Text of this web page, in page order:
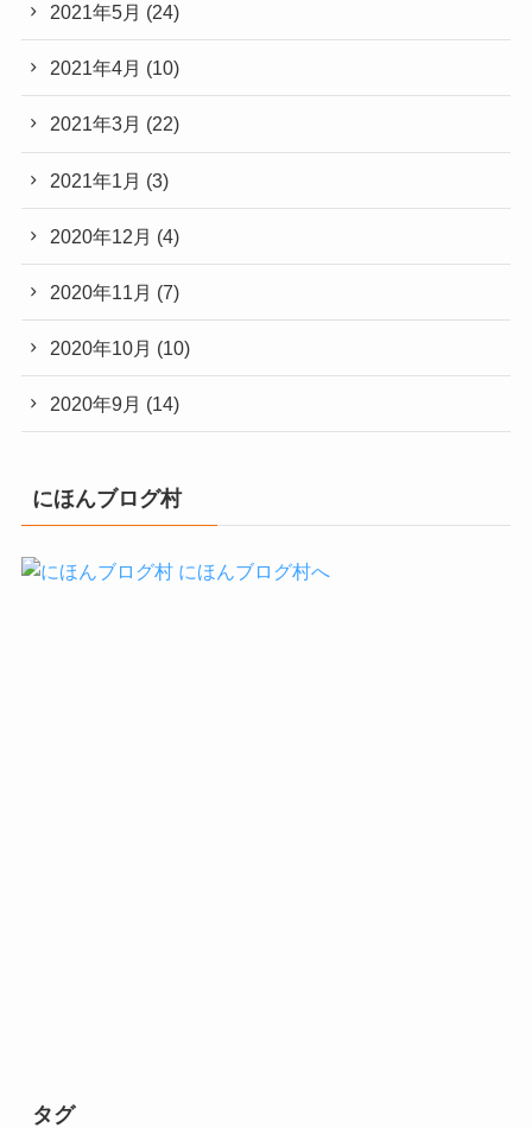
2021年5月 (24)
2021年4月 (10)
2021年3月 (22)
2021年1月 (3)
2020年12月 (4)
2020年11月 (7)
2020年10月 (10)
2020年9月 (14)
にほんブログ村
タグ